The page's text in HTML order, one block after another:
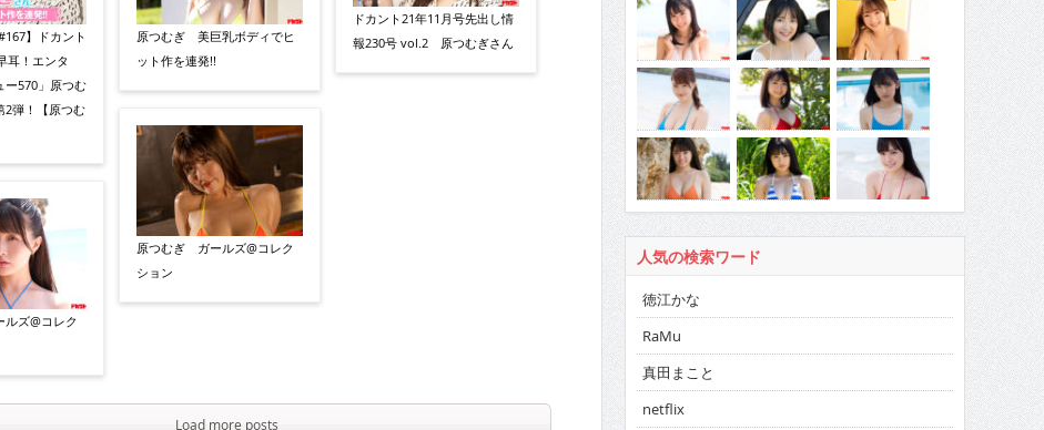
】ドカント
耳！エンタ
ー570」原つむ
2弾！【原つむ
ズ@コレク
原つむぎ 美巨乳ボディでヒ
ット作を連発!!
原つむぎ ガールズ@コレク
ション
ドカント21年11月号先出し情
報230号 vol.2 原つむぎさん
Load more posts
人気の検索ワード
徳江かな
RaMu
真田まこと
netflix